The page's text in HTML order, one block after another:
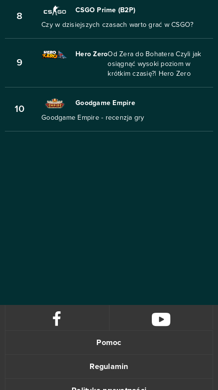
8
CSGO Prime (B2P)
Czy w dzisiejszych czasach warto grać w CSGO?
9
Hero ZeroOd Zera do Bohatera Czyli jak
osiągnąć wysoki poziom w
krótkim czasię?| Hero Zero
10
Goodgame Empire
Goodgame Empire - recenzja gry
Pomoc
Regulamin